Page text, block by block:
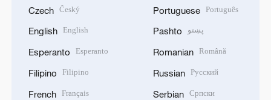
Czech Český
English English
Esperanto Esperanto
Filipino Filipino
French Français
Portuguese Português
Pashto پښتو
Romanian Română
Russian Русский
Serbian Српски